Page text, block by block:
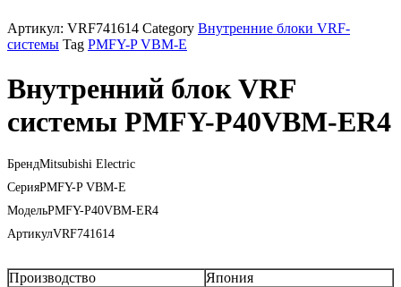
Артикул: VRF741614 Category Внутренние блоки VRF-
cистемы Tag PMFY-P VBM-E
Внутренний блок VRF
системы PMFY-P40VBM-ER4
БрендMitsubishi Electric
СерияPMFY-P VBM-E
МодельPMFY-P40VBM-ER4
АртикулVRF741614
Производство
Япония